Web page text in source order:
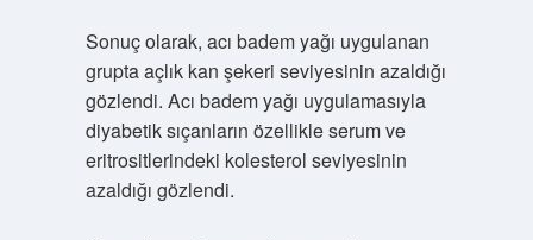
Sonuç olarak, acı badem yağı uygulanan
grupta açlık kan şekeri seviyesinin azaldığı
gözlendi. Acı badem yağı uygulamasıyla
diyabetik sıçanların özellikle serum ve
eritrositlerindeki kolesterol seviyesinin
azaldığı gözlendi.